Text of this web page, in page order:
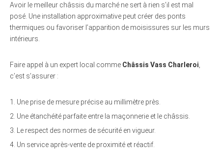
Avoir le meilleur châssis du marché ne sert à rien s’il est mal
posé. Une installation approximative peut créer des ponts
thermiques ou favoriser l’apparition de moisissures sur les murs
intérieurs.
Faire appel à un expert local comme Châssis Vass Charleroi
c’est s’assurer :
Une prise de mesure précise au millimètre près.
Une étanchéité parfaite entre la maçonnerie et le châssis.
Le respect des normes de sécurité en vigueur.
Un service après-vente de proximité et réactif.